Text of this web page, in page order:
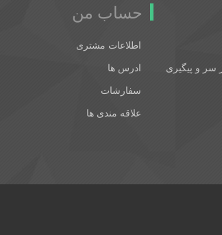
سر و پیگیری
حساب من
اطلاعات مشتری
ادرس ها
سفارشات
علاقه مندی ها